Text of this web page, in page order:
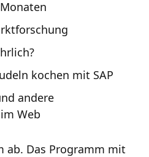
kochen mit SAP
andere
Web
ab. Das Programm mit